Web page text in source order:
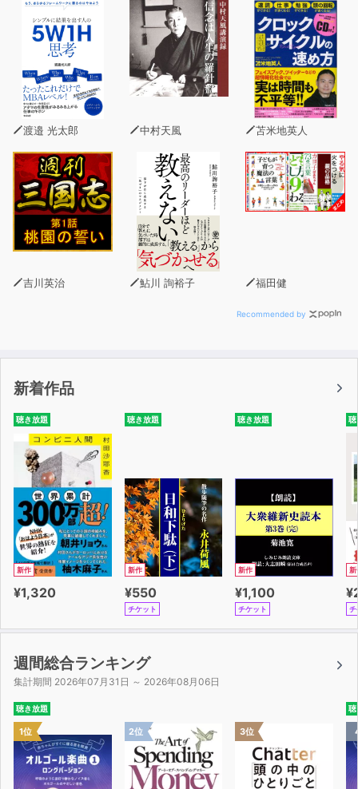
渡邉 光太郎 中村天風 苫米地英人
吉川英治 鮎川 詢裕子 福田健
Recommended by
新着作品
聴き放題
新作
¥1,320
聴き放題
新作
¥550
チケット
聴き放題
新作
¥1,100
チケット
聴
新
チ
週間総合ランキング
集計期間 2026年07月31日 ～ 2026年08月06日
聴き放題
1位 2位 3位
聴